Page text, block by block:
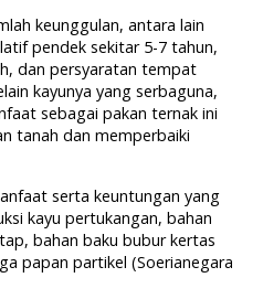
keunggulan, antara lain
pendek sekitar 5-7 tahun,
dan persyaratan tempat
kayunya yang serbaguna,
sebagai pakan ternak ini
tanah dan memperbaiki
serta keuntungan yang
kayu pertukangan, bahan
bahan baku bubur kertas
papan partikel (Soerianegara